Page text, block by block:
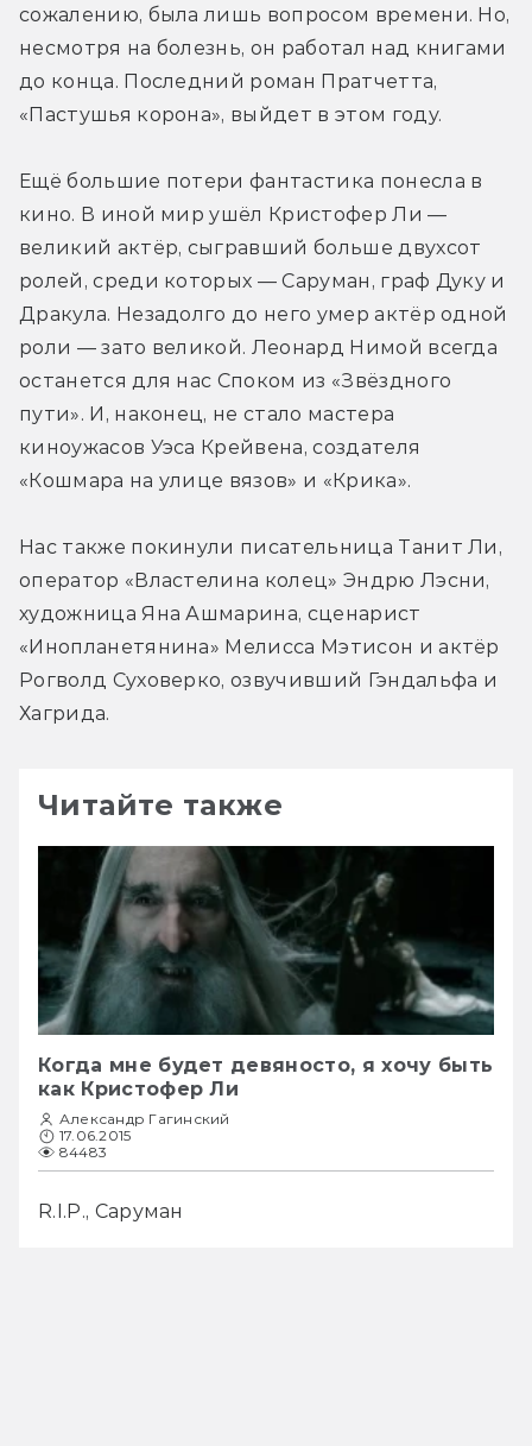
сожалению, была лишь вопросом времени. Но,
несмотря на болезнь, он работал над книгами
до конца. Последний роман Пратчетта,
«Пастушья корона», выйдет в этом году.
Ещё большие потери фантастика понесла в
кино. В иной мир ушёл Кристофер Ли —
великий актёр, сыгравший больше двухсот
ролей, среди которых — Саруман, граф Дуку и
Дракула. Незадолго до него умер актёр одной
роли — зато великой. Леонард Нимой всегда
останется для нас Споком из «Звёздного
пути». И, наконец, не стало мастера
киноужасов Уэса Крейвена, создателя
«Кошмара на улице вязов» и «Крика».
Нас также покинули писательница Танит Ли,
оператор «Властелина колец» Эндрю Лэсни,
художница Яна Ашмарина, сценарист
«Инопланетянина» Мелисса Мэтисон и актёр
Рогволд Суховерко, озвучивший Гэндальфа и
Хагрида.
Читайте также
Когда мне будет девяносто, я хочу быть
как Кристофер Ли
Александр Гагинский
17.06.2015
84483
R.I.P., Саруман